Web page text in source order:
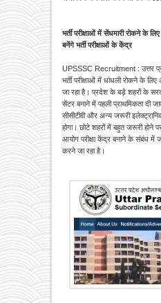
भर्ती परीक्षाओं में सेंधमारी रोकने के
बनेंगे भर्ती परीक्षाओं के केंद्र
UPSSSC Recruitment : उत्तर
भर्ती परीक्षाओं में धांधली रोकने के
जा रहा है। प्रदेश के बड़े शहरों के
सेंटर बनाने में पहली प्राथमिकता दी
सीसीटीवी और अन्य जरूरी
होगा। छोटे शहरों में बहुत जरूरी होने पर
आयोग परीक्षा केंद्र बनाने के संबंध में
करने जा रहा है।